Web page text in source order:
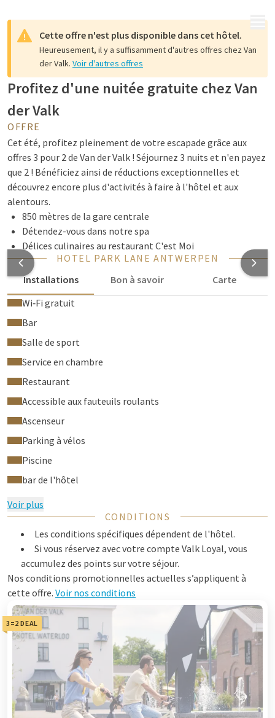
MENU
Cette offre n'est plus disponible dans cet hôtel.
Heureusement, il y a suffisamment d'autres offres chez Van
der Valk. Voir d'autres offres
Profitez d'une nuitée gratuite chez Van
der Valk
OFFRE
Cet été, profitez pleinement de votre escapade grâce aux
offres 3 pour 2 de Van der Valk ! Séjournez 3 nuits et n'en payez
que 2 ! Bénéficiez ainsi de réductions exceptionnelles et
découvrez encore plus d'activités à faire à l'hôtel et aux
alentours.
850 mètres de la gare centrale
Détendez-vous dans notre spa
Délices culinaires au restaurant C'est Moi
HOTEL PARK LANE ANTWERPEN
Installations
Bon à savoir
Carte
Wi‑Fi gratuit
Bar
Salle de sport
Service en chambre
Restaurant
Accessible aux fauteuils roulants
Ascenseur
Parking à vélos
Piscine
bar de l'hôtel
Voir plus
CONDITIONS
Les conditions spécifiques dépendent de l'hôtel.
Si vous réservez avec votre compte Valk Loyal, vous
accumulez des points sur votre séjour.
Nos conditions promotionnelles actuelles s’appliquent à
cette offre. Voir nos conditions
3=2 DEAL